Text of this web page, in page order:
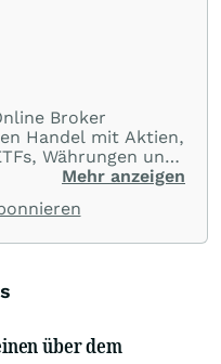
Broker
Handel mit Aktien,
Währungen und
Handelsplattform
und das zu
Mehr anzeigen
über dem